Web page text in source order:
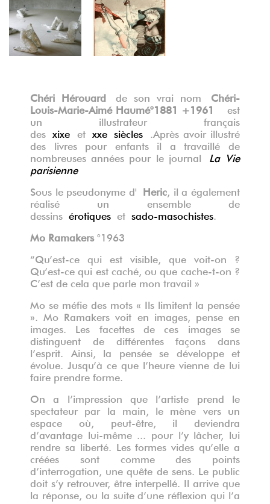
Chéri Hérouard de son vrai nom Chéri-
Louis-Marie-Aimé Haumé°1881 +1961 est
un illustrateur français
des xixe et xxe siècles .Après avoir illustré
des livres pour enfants il a travaillé de
nombreuses années pour le journal La Vie
parisienne
Sous le pseudonyme d' Heric , il a également
réalisé un ensemble de
dessins érotiques et sado-masochistes
Mo Ramakers °1963
“Qu’est-ce qui est visible, que voit-on ?
Qu’est-ce qui est caché, ou que cache-t-on ?
C’est de cela que parle mon travail »
Mo se méfie des mots « Ils limitent la pensée
». Mo Ramakers voit en images, pense en
images. Les facettes de ces images se
distinguent de différentes façons dans
l’esprit. Ainsi, la pensée se développe et
évolue. Jusqu’à ce que l’heure vienne de lui
faire prendre forme.
On a l’impression que l’artiste prend le
spectateur par la main, le mène vers un
espace où, peut-être, il deviendra
d’avantage lui-même ... pour l’y lâcher, lui
rendre sa liberté. Les formes vides qu’elle a
créées sont comme des points
d’interrogation, une quête de sens. Le public
doit s’y retrouver, être interpellé. Il arrive que
la réponse, ou la suite d’une réflexion qui l’a